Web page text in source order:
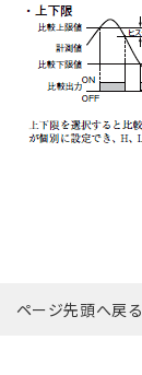
ページ先頭へ戻る